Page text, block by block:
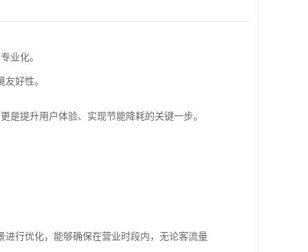
业化。
好性。
是提升用户体验、实现节能降耗的关键一步。
行优化，能够确保在营业时段内，无论客流量